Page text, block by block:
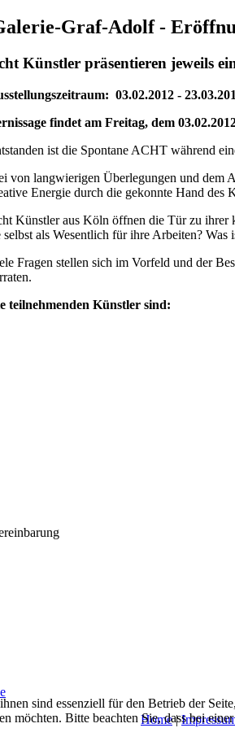
Graf-Adolf -
Künstler präsentieren jeweils
03.02.2012 -
findet am Freitag, dem
ist die Spontane ACHT während
von langwierigen Überlegungen und dem
Energie durch die gekonnte Hand
Künstler aus Köln öffnen die Tür zu ihrer
selbst als Wesentlich für ihre Arbeiten?
Fragen stellen sich im Vorfeld und der
teilnehmenden Künstler sind:
Home|
sind essenziell für den Betrieb der
möchten. Bitte beachten Sie, dass bei